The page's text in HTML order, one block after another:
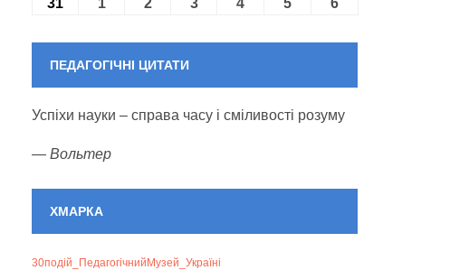
31 31.08.2026
101.09.2026
202.09.2026
303.09.2026
4 04.09.2026
5 05.09.2026
6
ПЕДАГОГІЧНІ ЦИТАТИ
Успіхи науки – справа часу і сміливості розуму
— Вольтер
ХМАРКА
30подій_ПедагогічнийМузей_Україні